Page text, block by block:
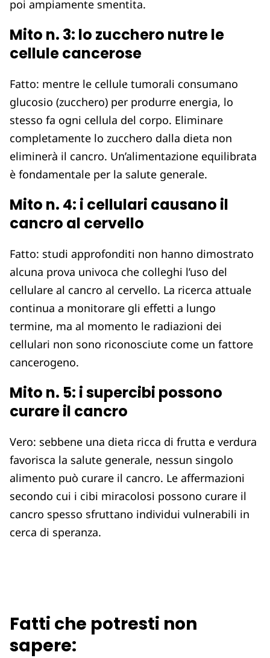
poi ampiamente smentita.
Mito n. 3: lo zucchero nutre le
cellule cancerose
Fatto: mentre le cellule tumorali consumano
glucosio (zucchero) per produrre energia, lo
stesso fa ogni cellula del corpo. Eliminare
completamente lo zucchero dalla dieta non
eliminerà il cancro. Un’alimentazione equilibrata
è fondamentale per la salute generale.
Mito n. 4: i cellulari causano il
cancro al cervello
Fatto: studi approfonditi non hanno dimostrato
alcuna prova univoca che colleghi l’uso del
cellulare al cancro al cervello. La ricerca attuale
continua a monitorare gli effetti a lungo
termine, ma al momento le radiazioni dei
cellulari non sono riconosciute come un fattore
cancerogeno.
Mito n. 5: i supercibi possono
curare il cancro
Vero: sebbene una dieta ricca di frutta e verdura
favorisca la salute generale, nessun singolo
alimento può curare il cancro. Le affermazioni
secondo cui i cibi miracolosi possono curare il
cancro spesso sfruttano individui vulnerabili in
cerca di speranza.
Fatti che potresti non
sapere: